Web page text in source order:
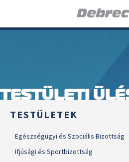
TESTÜLETI
TESTÜLETEK
Egészségügyi és Szociális Bizottság
Ifjúsági és Sportbizottság